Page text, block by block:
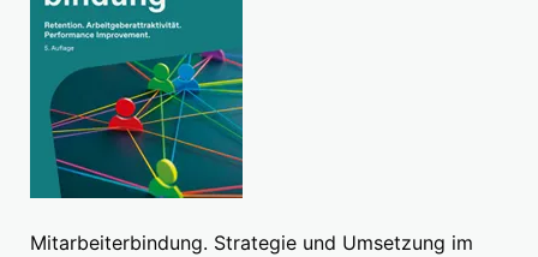
Mitarbeiterbindung. Strategie und Umsetzung im